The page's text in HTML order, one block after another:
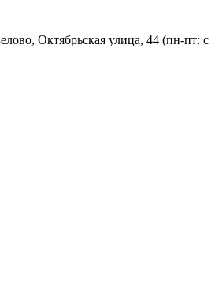
Октябрьская улица, 44 (пн-пт: с